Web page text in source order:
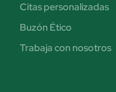
Citas personalizadas
Buzón Ético
Trabaja con nosotros